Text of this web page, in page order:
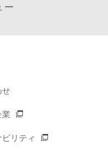
ー
せ
業
リティ